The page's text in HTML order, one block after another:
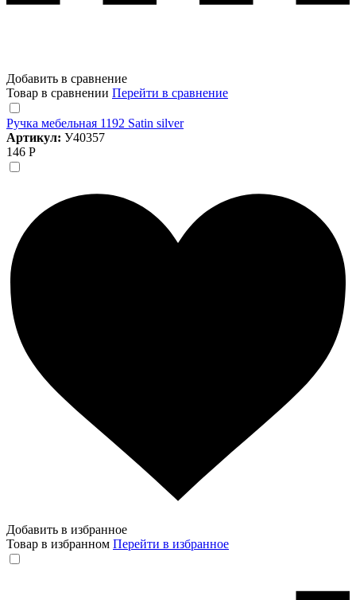
Добавить в сравнение
Товар в сравнении Перейти в сравнение
Ручка мебельная 1192 Satin silver
Артикул: У40357
146 Р
Добавить в избранное
Товар в избранном Перейти в избранное